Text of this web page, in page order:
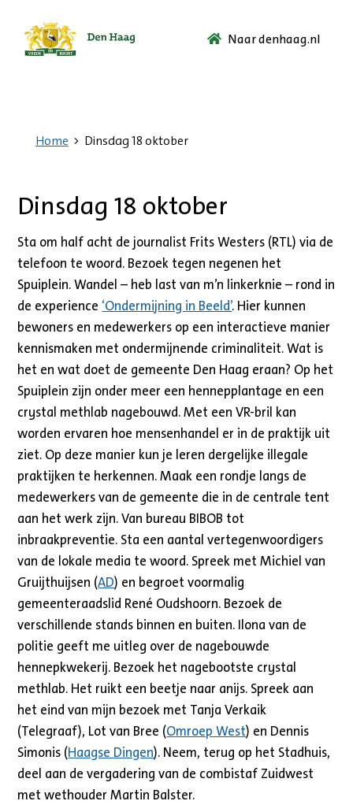
Ga
Naar denhaag.nl
Home Dinsdag 18 oktober
Dinsdag 18 oktober
Sta om half acht de journalist Frits Westers (RTL) via de
telefoon te woord. Bezoek tegen negenen het
Spuiplein. Wandel – heb last van m’n linkerknie – rond in
de experience ‘Ondermijning in Beeld’. Hier kunnen
bewoners en medewerkers op een interactieve manier
kennismaken met ondermijnende criminaliteit. Wat is
het en wat doet de gemeente Den Haag eraan? Op het
Spuiplein zijn onder meer een hennepplantage en een
crystal methlab nagebouwd. Met een VR-bril kan
worden ervaren hoe mensenhandel er in de praktijk uit
ziet. Op deze manier kun je leren dergelijke illegale
praktijken te herkennen. Maak een rondje langs de
medewerkers van de gemeente die in de centrale tent
aan het werk zijn. Van bureau BIBOB tot
inbraakpreventie. Sta een aantal vertegenwoordigers
van de lokale media te woord. Spreek met Michiel van
Gruijthuijsen (AD) en begroet voormalig
gemeenteraadslid René Oudshoorn. Bezoek de
verschillende stands binnen en buiten. Ilona van de
politie geeft me uitleg over de nagebouwde
hennepkwekerij. Bezoek het nagebootste crystal
methlab. Het ruikt een beetje naar anijs. Spreek aan
het eind van mijn bezoek met Tanja Verkaik
(Telegraaf), Lot van Bree (Omroep West) en Dennis
Simonis (Haagse Dingen). Neem, terug op het Stadhuis,
deel aan de vergadering van de combistaf Zuidwest
met wethouder Martin Balster.